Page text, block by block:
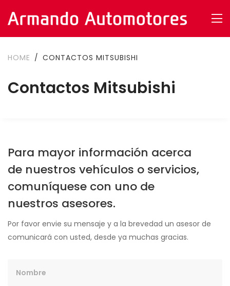
HOME CONTACTOS MITSUBISHI
Contactos Mitsubishi
Para mayor información acerca
de nuestros vehículos o servicios,
comuníquese con uno de
nuestros asesores.
Por favor envie su mensaje y a la brevedad un asesor de
comunicará con usted, desde ya muchas gracias.